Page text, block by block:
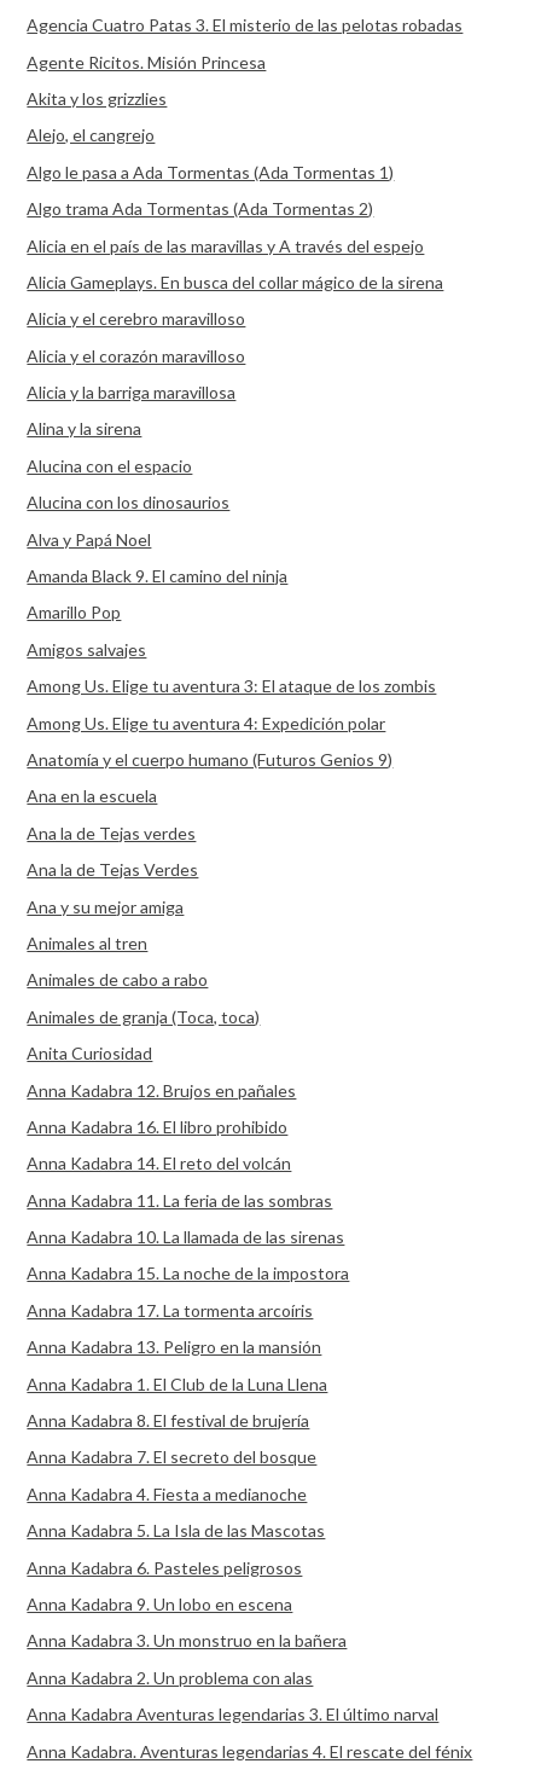
Agencia Cuatro Patas 3. El misterio de las pelotas robadas
Agente Ricitos. Misión Princesa
Akita y los grizzlies
Alejo, el cangrejo
Algo le pasa a Ada Tormentas (Ada Tormentas 1)
Algo trama Ada Tormentas (Ada Tormentas 2)
Alicia en el país de las maravillas y A través del espejo
Alicia Gameplays. En busca del collar mágico de la sirena
Alicia y el cerebro maravilloso
Alicia y el corazón maravilloso
Alicia y la barriga maravillosa
Alina y la sirena
Alucina con el espacio
Alucina con los dinosaurios
Alva y Papá Noel
Amanda Black 9. El camino del ninja
Amarillo Pop
Amigos salvajes
Among Us. Elige tu aventura 3: El ataque de los zombis
Among Us. Elige tu aventura 4: Expedición polar
Anatomía y el cuerpo humano (Futuros Genios 9)
Ana en la escuela
Ana la de Tejas verdes
Ana la de Tejas Verdes
Ana y su mejor amiga
Animales al tren
Animales de cabo a rabo
Animales de granja (Toca, toca)
Anita Curiosidad
Anna Kadabra 12. Brujos en pañales
Anna Kadabra 16. El libro prohibido
Anna Kadabra 14. El reto del volcán
Anna Kadabra 11. La feria de las sombras
Anna Kadabra 10. La llamada de las sirenas
Anna Kadabra 15. La noche de la impostora
Anna Kadabra 17. La tormenta arcoíris
Anna Kadabra 13. Peligro en la mansión
Anna Kadabra 1. El Club de la Luna Llena
Anna Kadabra 8. El festival de brujería
Anna Kadabra 7. El secreto del bosque
Anna Kadabra 4. Fiesta a medianoche
Anna Kadabra 5. La Isla de las Mascotas
Anna Kadabra 6. Pasteles peligrosos
Anna Kadabra 9. Un lobo en escena
Anna Kadabra 3. Un monstruo en la bañera
Anna Kadabra 2. Un problema con alas
Anna Kadabra Aventuras legendarias 3. El último narval
Anna Kadabra. Aventuras legendarias 4. El rescate del fénix